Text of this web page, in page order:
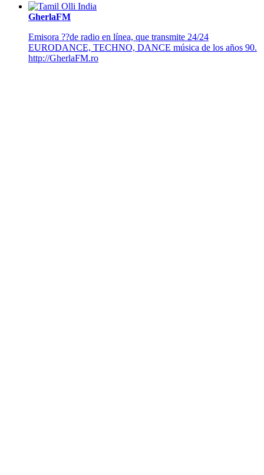
GherlaFM
Emisora ??de radio en línea, que transmite 24/24
EURODANCE, TECHNO, DANCE música de los años 90.
http://GherlaFM.ro